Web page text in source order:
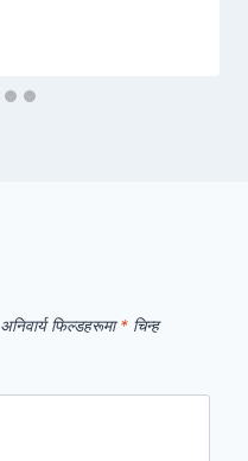
अनिवार्य फिल्डहरूमा* चिन्ह